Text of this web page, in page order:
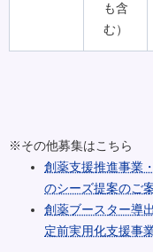
も含
む）
※その他募集はこちら
創薬支援推進事業
のシーズ提案のご
創薬ブースター導
定前実用化支援事